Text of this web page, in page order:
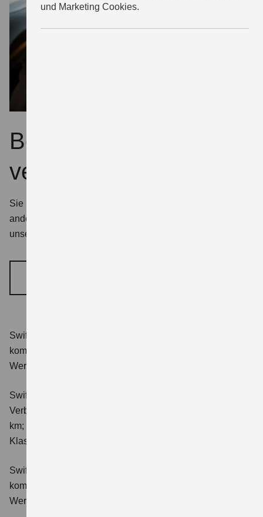
und Marketing Cookies.
Beratungstermin
vereinbaren
Sie möchten sich zu einem Suzuki Modell oder einem
anderen Thema persönlich beraten lassen? Nutzen Sie
unser Formular, um einen Termin zu vereinbaren.
Swift 1.2 DUALJET HYBRID Club
kombinierter Energieverbrauch 4,4 l/100km; kombinierter
Wert der CO₂-Emission: 98 g/km; CO₂-Klasse: C.
Swift 1.2 DUALJET HYBRID ALLGRIP Club
Verbrauchswerte: kombinierter Energieverbrauch 4,9 l/100
km; kombinierter Wert der CO₂-Emission: 111 g/km; CO₂-
Klasse: C.
Swift 1.2 DUALJET HYBRID Comfort
kombinierter Energieverbrauch 4,4 l/100km; kombinierter
Wert der CO₂-Emission: 99 g/km; CO₂-Klasse: C.